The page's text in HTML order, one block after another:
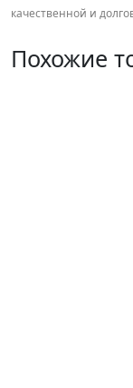
качественной и
Похожие